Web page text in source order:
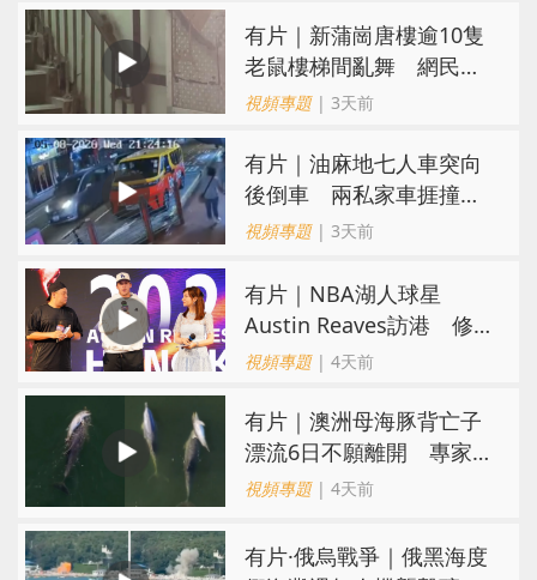
有片｜新蒲崗唐樓逾10隻
老鼠樓梯間亂舞 網民嚇
親：每次經過都要好大勇
視頻專題| 3天前
有片｜油麻地七人車突向
後倒車 兩私家車捱撞
司機不顧而去
視頻專題| 3天前
有片｜NBA湖人球星
Austin Reaves訪港 修
頓與青少年交流球技
視頻專題| 4天前
有片｜澳洲母海豚背亡子
漂流6日不願離開 專家：
極度悲傷下的哀悼行為
視頻專題| 4天前
​有片·俄烏戰爭｜俄黑海度